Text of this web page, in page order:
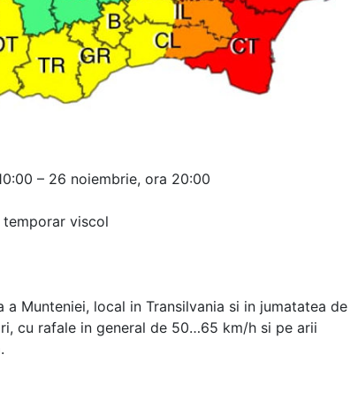
– 26 noiembrie, ora 20:00
temporar viscol
Munteniei, local in Transilvania si in jumatatea de
cu rafale in general de 50…65 km/h si pe arii